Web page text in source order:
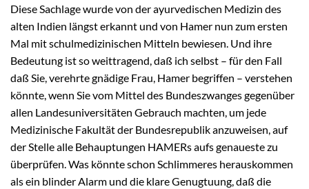
Diese Sachlage wurde von der ayurvedischen Medizin des
alten Indien längst erkannt und von Hamer nun zum ersten
Mal mit schulmedizinischen Mitteln bewiesen. Und ihre
Bedeutung ist so weittragend, daß ich selbst – für den Fall
daß Sie, verehrte gnädige Frau, Hamer begriffen – verstehen
könnte, wenn Sie vom Mittel des Bundeszwanges gegenüber
allen Landesuniversitäten Gebrauch machten, um jede
Medizinische Fakultät der Bundesrepublik anzuweisen, auf
der Stelle alle Behauptungen HAMERs aufs genaueste zu
überprüfen. Was könnte schon Schlimmeres herauskommen
als ein blinder Alarm und die klare Genugtuung, daß die